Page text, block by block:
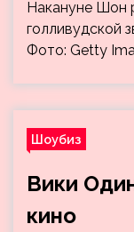
Накануне Шон
голливудской
Фото: Getty
Шоубиз
Вики
кино